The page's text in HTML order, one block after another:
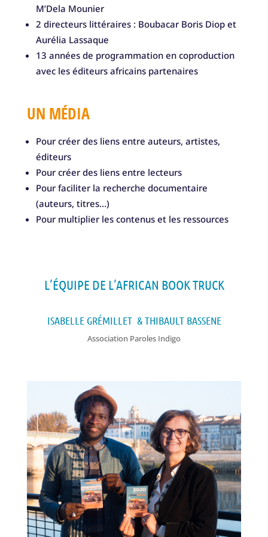
M’Dela Mounier
2 directeurs littéraires : Boubacar Boris Diop et
Aurélia Lassaque
13 années de programmation en coproduction
avec les éditeurs africains partenaires
UN MÉDIA
Pour créer des liens entre auteurs, artistes,
éditeurs
Pour créer des liens entre lecteurs
Pour faciliter la recherche documentaire
(auteurs, titres…)
Pour multiplier les contenus et les ressources
L’ÉQUIPE DE L’AFRICAN BOOK TRUCK
ISABELLE GRÉMILLET & THIBAULT BASSENE
Association Paroles Indigo